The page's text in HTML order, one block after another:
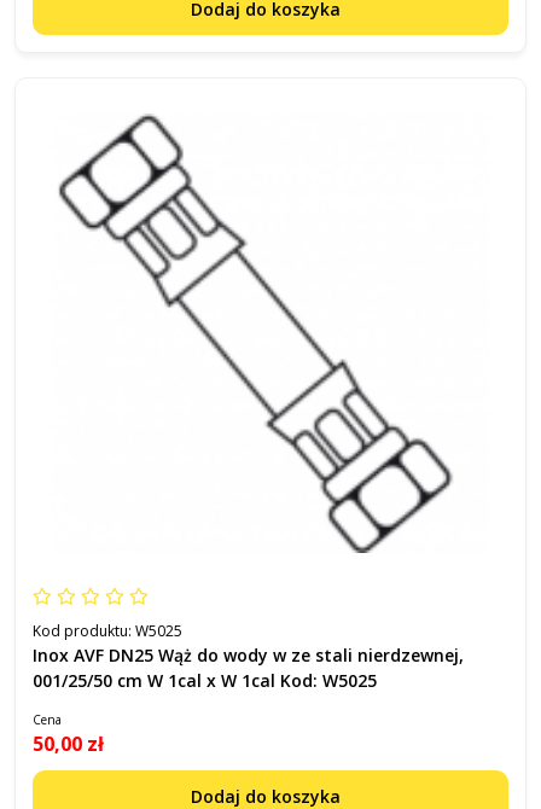
Dodaj do koszyka
Kod produktu: W5025
Inox AVF DN25 Wąż do wody w ze stali nierdzewnej,
001/25/50 cm W 1cal x W 1cal Kod: W5025
Cena
50,00 zł
Dodaj do koszyka